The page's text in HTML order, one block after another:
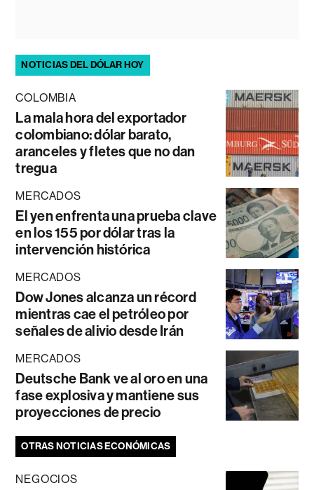
NOTICIAS DEL DÓLAR HOY
COLOMBIA
La mala hora del exportador
colombiano: dólar barato,
aranceles y fletes que no dan
tregua
MERCADOS
El yen enfrenta una prueba clave
en los 155 por dólar tras la
intervención histórica
MERCADOS
Dow Jones alcanza un récord
mientras cae el petróleo por
señales de alivio desde Irán
MERCADOS
Deutsche Bank ve al oro en una
fase explosiva y mantiene sus
proyecciones de precio
OTRAS NOTICIAS ECONÓMICAS
NEGOCIOS